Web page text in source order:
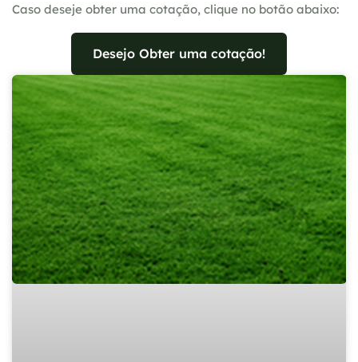
Caso deseje obter uma cotação, clique no botão abaixo:
Desejo Obter uma cotação!